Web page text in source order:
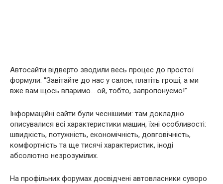
Автосайти відверто зводили весь процес до простої
формули: “Завітайте до нас у салон, платіть гроші, а ми
вже вам щось впаримо… ой, тобто, запропонуємо!”
Інформаційні сайти були чеснішими: там докладно
описувалися всі характеристики машин, їхні особливості:
швидкість, потужність, економічність, довговічність,
комфортність та ще тисячі характеристик, іноді
абсолютно незрозумілих.
На профільних форумах досвідчені автовласники суворо